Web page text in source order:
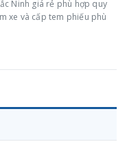
Ninh giá rẻ phù hợp quy
xe và cấp tem phiếu phù